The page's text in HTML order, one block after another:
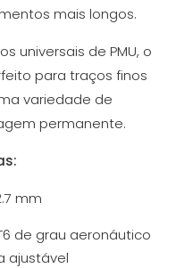
mais longos.
universais de PMU, o
para traços finos
variedade de
permanente.
mm
de grau aeronáutico
ajustável